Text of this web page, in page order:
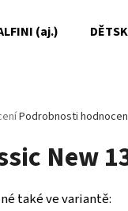
(aj.)
Podrobnosti
New
také ve variantě: